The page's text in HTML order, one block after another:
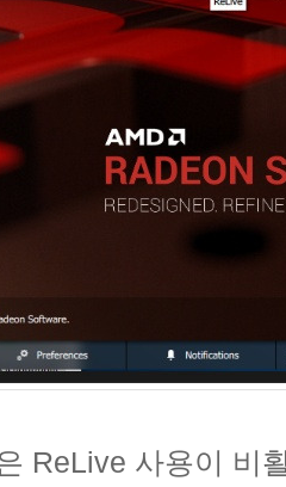
ReLive 사용이 비